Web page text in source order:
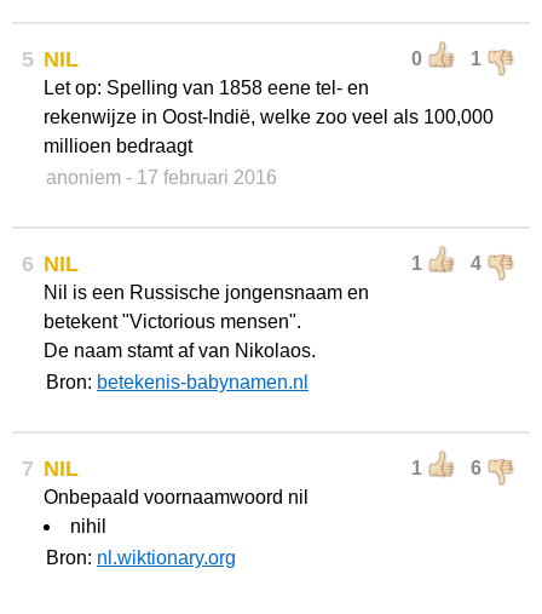
5 0 1
NIL
Let op: Spelling van 1858 eene tel- en
rekenwijze in Oost-Indië, welke zoo veel als 100,000
millioen bedraagt
anoniem - 17 februari 2016
6 1 4
NIL
Nil is een Russische jongensnaam en
betekent "Victorious mensen".
De naam stamt af van Nikolaos.
Bron: betekenis-babynamen.nl
7 1 6
NIL
Onbepaald voornaamwoord nil
nihil
Bron: nl.wiktionary.org